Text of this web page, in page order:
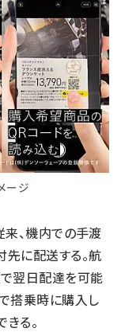
ージ
来、機内での手渡
に配送する。航
で翌日配達を可能
搭乗時に購入し
る。